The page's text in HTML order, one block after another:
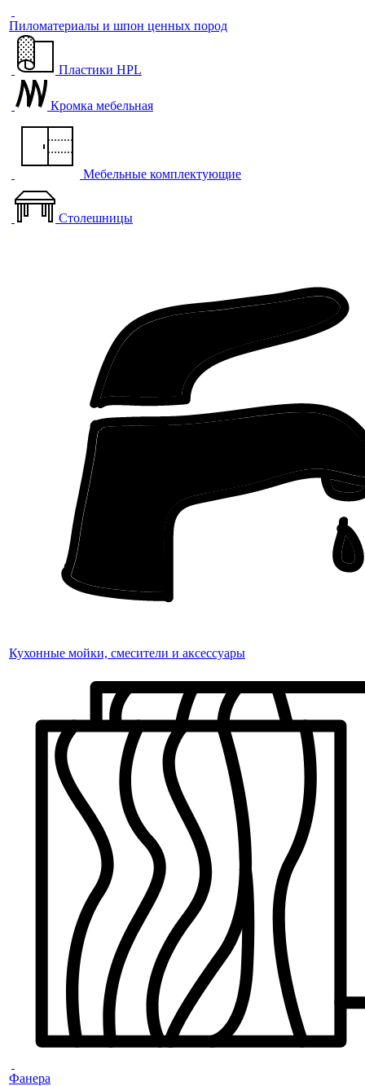
Пиломатериалы и шпон ценных пород
Пластики HPL
Кромка мебельная
Мебельные комплектующие
Столешницы
Кухонные мойки, смесители и аксессуары
Фанера